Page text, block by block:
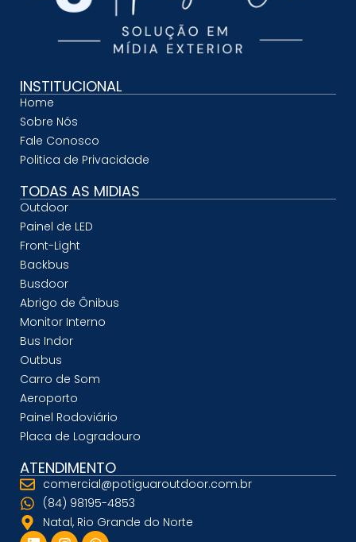
INSTITUCIONAL
Home
Sobre Nós
Fale Conosco
Politica de Privacidade
TODAS AS MIDIAS
Outdoor
Painel de LED
Front-Light
Backbus
Busdoor
Abrigo de Ônibus
Monitor Interno
Bus Indor
Outbus
Carro de Som
Aeroporto
Painel Rodoviário
Placa de Logradouro
ATENDIMENTO
comercial@potiguaroutdoor.com.br
(84) 98195-4853
Natal, Rio Grande do Norte